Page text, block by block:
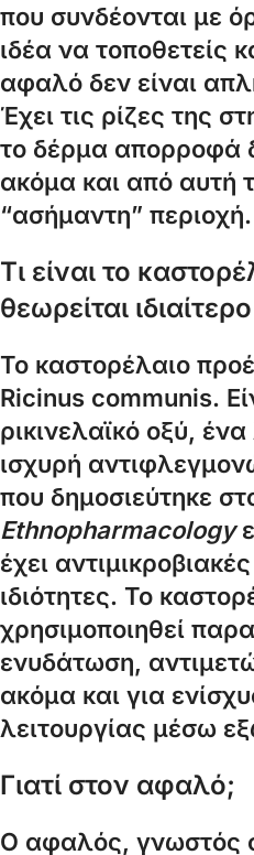
που συνδέονται με
ιδέα να τοποθετείς
αφαλό δεν είναι
Έχει τις ρίζες της
το δέρμα απορροφά
ακόμα και από αυτή
“ασήμαντη” περιοχή.
Τι είναι το
θεωρείται ιδιαίτερο
Το καστορέλαιο
Ricinus communis.
ρικινελαϊκό οξύ,
ισχυρή
που δημοσιεύτηκε
Ethnopharmacology
έχει
ιδιότητες. Το
χρησιμοποιηθεί
ενυδάτωση,
ακόμα και για
λειτουργίας μέσω
Γιατί στον αφαλό;
Ο αφαλός, γνωστός